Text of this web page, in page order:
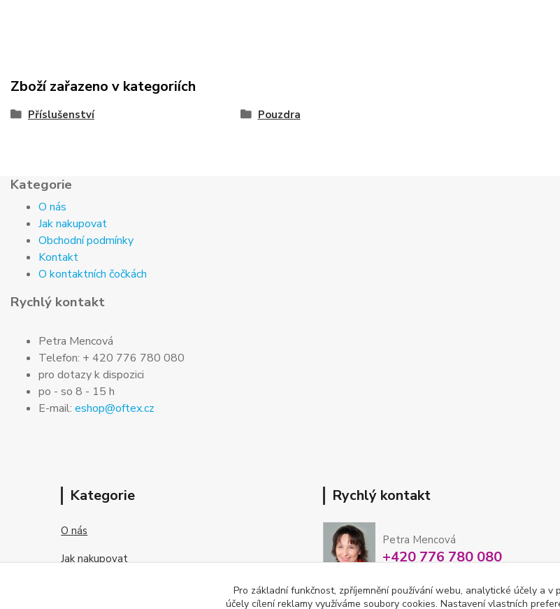
Zboží zařazeno v kategoriích
Příslušenství Pouzdra
Kategorie
O nás
Jak nakupovat
Obchodní podmínky
Kontakt
O kontaktních čočkách
Rychlý kontakt
Petra Mencová
Telefon: + 420 776 780 080
pro dotazy k dispozici
po - so 8 - 15 h
E-mail: eshop@oftex.cz
Kategorie
O nás
Jak nakupovat
Rychlý kontakt
Petra Mencová
+420 776 780 080
Pro základní funkčnost, zpříjemnění používání webu, analytické účely a v
účely cílení reklamy využíváme soubory cookies. Nastavení vlastních